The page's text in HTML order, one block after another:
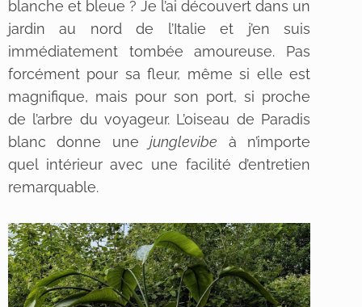
blanche et bleue ? Je l’ai découvert dans un
jardin au nord de l’Italie et j’en suis
immédiatement tombée amoureuse. Pas
forcément pour sa fleur, même si elle est
magnifique, mais pour son port, si proche
de l’arbre du voyageur. L’oiseau de Paradis
blanc donne unejunglevibe à n’importe
quel intérieur avec une facilité d’entretien
remarquable.